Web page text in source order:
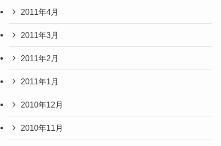
2011年4月
2011年3月
2011年2月
2011年1月
2010年12月
2010年11月